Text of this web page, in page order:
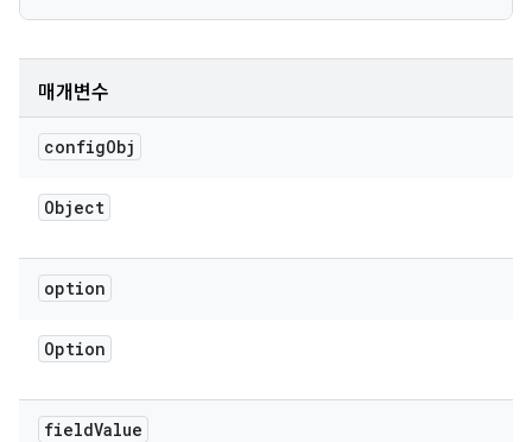
매개변수
configObj
Object
option
Option
fieldValue